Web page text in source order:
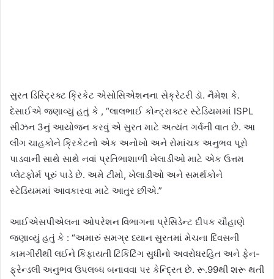
સુરત ડિસ્ટ્રિક્ટ ક્રિકેટ એસોસિએશનના સેક્રેટરી ડૉ. નૈમેશ કે.
દેસાઈએ જણાવ્યું હતું કે , “લાલભાઈ કોન્ટ્રાક્ટર સ્ટેડિયમમાં ISPL
સીઝન 3નું આયોજન કરવું એ સુરત માટે અત્યંત ગર્વની વાત છે. આ
લીગ ચાહકોને ક્રિકેટનો એક અનોખો અને રોમાંચક અનુભવ પૂરો
પાડવાની સાથે સાથે નવાં પ્રતિભાશાળી ખેલાડીઓ માટે એક ઉત્તમ
પ્લેટફોર્મ પૂરું પાડે છે. અમે ટીમો, ખેલાડીઓ અને સમર્થકોને
સ્ટેડિયમમાં આવકારવા માટે આતુર છીએ.”
આઈએસપીએલના ઓપરેશન વિભાગના પ્રેસિડેન્ટ દીપક ચૌહાણે
જણાવ્યું હતું કે : “અમારું સમગ્ર ધ્યાન સુરતમાં મેચના દિવસની
કામગીરીથી લઈને કિફાયતી ટિકિટિંગ સુધીનો અવરોધરહિત અને ફેન-
ફ્રેન્ડલી અનુભવ ઉપલબ્ધ બનાવવા પર કેન્દ્રિત છે. રૂ.99થી શરૂ થતી